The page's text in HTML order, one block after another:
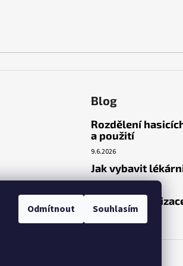
Odmítnout Souhlasím
Blog
Rozdělení
a použití
9.6.2026
Jak vybavit
Venkovní